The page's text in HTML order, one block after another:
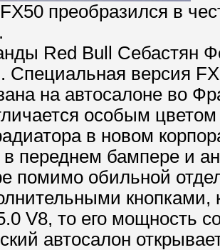
преобразился в
Red Bull Себастян
Специальная версия
на автосалоне во
особым
в новом
переднем бампере и
помимо обильной
V8, то его мощность
автосалон